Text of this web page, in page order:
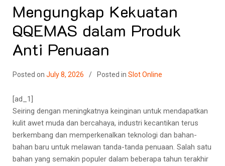
Mengungkap Kekuatan
QQEMAS dalam Produk
Anti Penuaan
Posted on July 8, 2026 Posted in Slot Online
[ad_1]
Seiring dengan meningkatnya keinginan untuk mendapatkan
kulit awet muda dan bercahaya, industri kecantikan terus
berkembang dan memperkenalkan teknologi dan bahan-
bahan baru untuk melawan tanda-tanda penuaan. Salah satu
bahan yang semakin populer dalam beberapa tahun terakhir